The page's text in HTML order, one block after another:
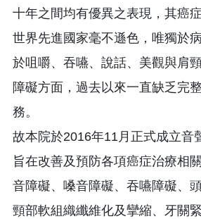
十年之間均有優異之表現，其癌
世界先進國家毫不遜色，唯獨於
於咀嚼、吞嚥、說話、美觀與肩
障礙方面，過去以來一直缺乏完
務。
故本院於2016年11月正式成立音
旨在改善及預防各項癌症治療相
音障礙、嗓音障礙、吞嚥障礙、
頸部軟組織纖維化及攣縮、牙關